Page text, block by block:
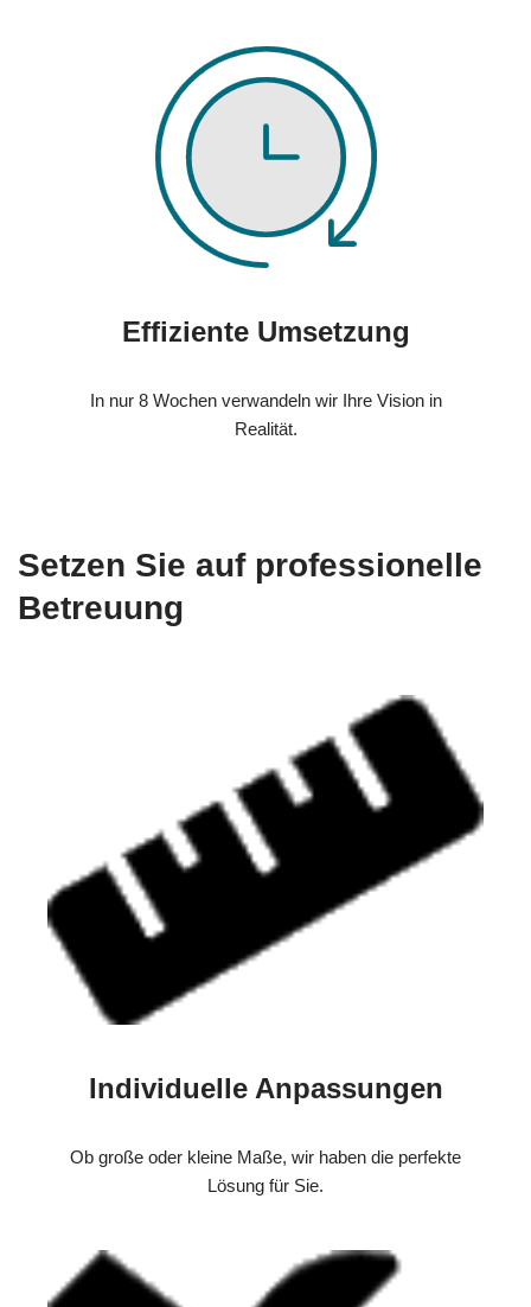
Effiziente Umsetzung
In nur 8 Wochen verwandeln wir Ihre Vision in
Realität.
Setzen Sie auf professionelle
Betreuung
Individuelle Anpassungen
Ob große oder kleine Maße, wir haben die perfekte
Lösung für Sie.